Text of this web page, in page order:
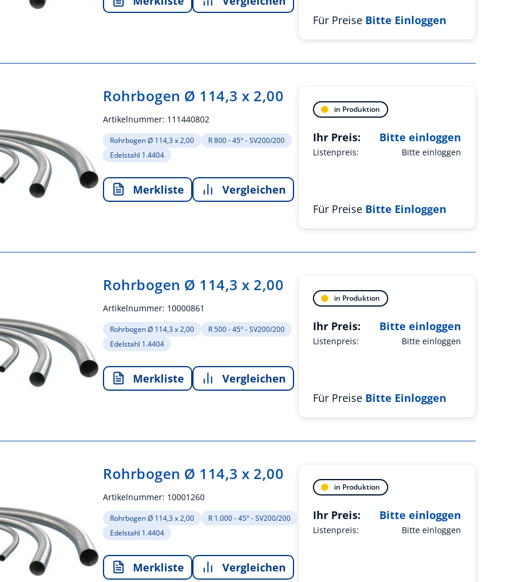
Für Preise Bitte Einloggen
Rohrbogen Ø 114,3 x 2,00
Artikelnummer: 111440802
Rohrbogen Ø 114,3 x 2,00
R 800 - 45° - SV200/200
Edelstahl 1.4404
Merkliste Vergleichen
in Produktion
Listenpreis: Bitte einloggen
Ihr Preis: Bitte einloggen
Für Preise Bitte Einloggen
Rohrbogen Ø 114,3 x 2,00
Artikelnummer: 10000861
Rohrbogen Ø 114,3 x 2,00
R 500 - 45° - SV200/200
Edelstahl 1.4404
Merkliste Vergleichen
in Produktion
Listenpreis: Bitte einloggen
Ihr Preis: Bitte einloggen
Für Preise Bitte Einloggen
Rohrbogen Ø 114,3 x 2,00
Artikelnummer: 10001260
Rohrbogen Ø 114,3 x 2,00
R 1.000 - 45° - SV200/200
Edelstahl 1.4404
Merkliste Vergleichen
in Produktion
Listenpreis: Bitte einloggen
Ihr Preis: Bitte einloggen